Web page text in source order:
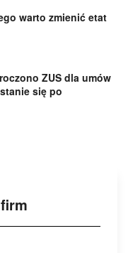
warto zmienić etat
ZUS dla umów
się po